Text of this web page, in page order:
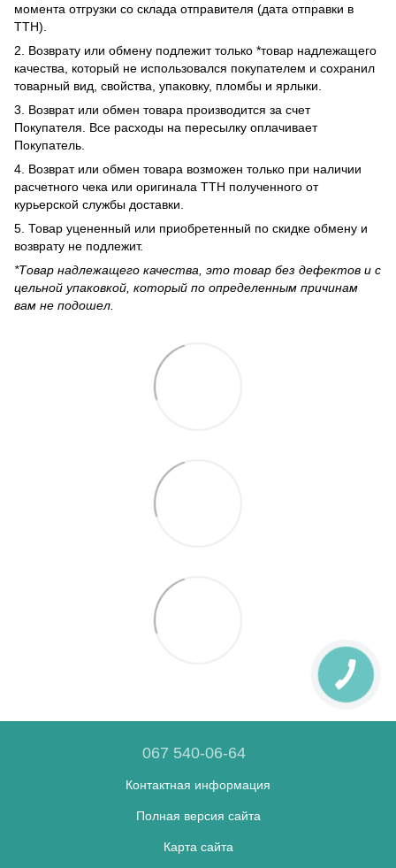
момента отгрузки со склада отправителя (дата отправки в
ТТН).
2. Возврату или обмену подлежит только *товар надлежащего
качества, который не использовался покупателем и сохранил
товарный вид, свойства, упаковку, пломбы и ярлыки.
3. Возврат или обмен товара производится за счет
Покупателя. Все расходы на пересылку оплачивает
Покупатель.
4. Возврат или обмен товара возможен только при наличии
расчетного чека или оригинала ТТН полученного от
курьерской службы доставки.
5. Товар уцененный или приобретенный по скидке обмену и
возврату не подлежит.
*Товар надлежащего качества, это товар без дефектов и с
цельной упаковкой, который по определенным причинам
вам не подошел.
067 540-06-64
Контактная информация
Полная версия сайта
Карта сайта